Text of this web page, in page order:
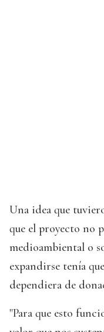
Una idea que
que el proyecto no
medioambiental o
expandirse tenía
dependiera de
"Para que esto